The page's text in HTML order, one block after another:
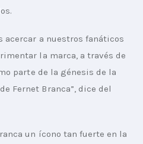
acercar a nuestros fanáticos
la marca, a través de
parte de la génesis de la
Fernet Branca”, dice del
un ícono tan fuerte en la